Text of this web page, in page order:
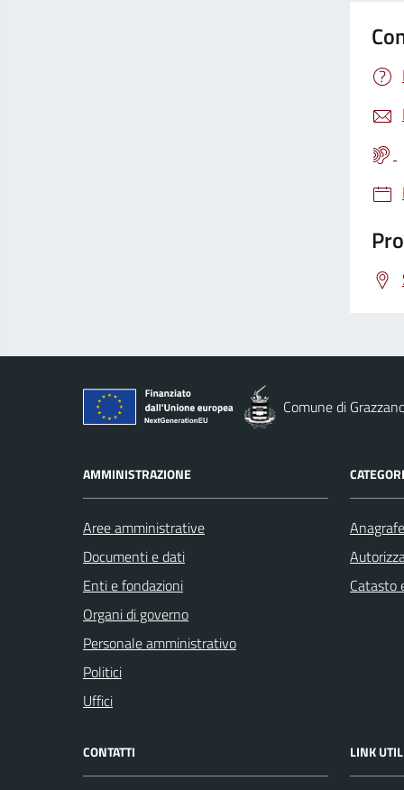
Comune di
AMMINISTRAZIONE
Aree amministrative
Documenti e dati
Enti e fondazioni
Organi di governo
Personale amministrativo
Politici
Uffici
Catasto
CONTATTI LINK